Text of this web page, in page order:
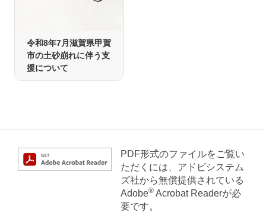
令和8年7月滋賀県甲賀
市の土砂崩れに伴う支
援について
PDF形式のファイルをご覧い
ただくには、アドビシステム
ズ社から無償提供されている
Adobe®Acrobat Readerが必
要です。